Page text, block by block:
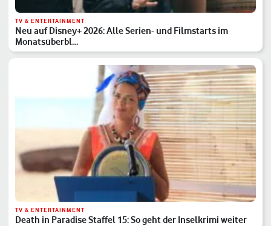
TV & ENTERTAINMENT
Neu auf Disney+ 2026: Alle Serien- und Filmstarts im
Monatsüberbl…
TV & ENTERTAINMENT
Death in Paradise Staffel 15: So geht der Inselkrimi weiter